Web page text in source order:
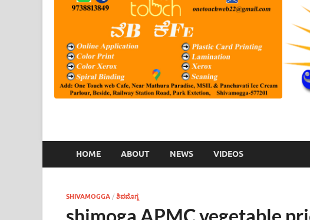
HOME ABOUT NEWS VIDEOS
SHIVAMOGGA / ಶಿವಮೊಗ್ಗ